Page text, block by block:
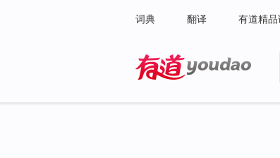
词典 翻译 有道精品